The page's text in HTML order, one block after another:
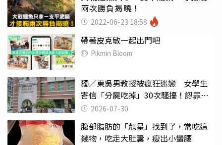
兩次勝負揭曉！
2022-06-23 18:58
帶著皮克敏一起出門吧
Pikmin Bloom
獨／東吳男教授被瘋狂迷戀 女學生
寄信「分屍吃掉」30次騷擾！認罪免
關 2026-07-30
腹部脂肪的「剋星」找到了，常吃這
幾物，吃走大肚囊，瘦出小蠻腰